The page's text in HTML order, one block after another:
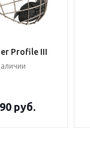
Profile III
руб.